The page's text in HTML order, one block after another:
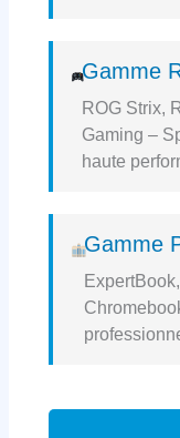
Gamme
ROG Strix,
Gaming –
haute
Gamme